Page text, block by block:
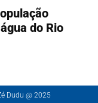
do Rio
Dudu @ 2025